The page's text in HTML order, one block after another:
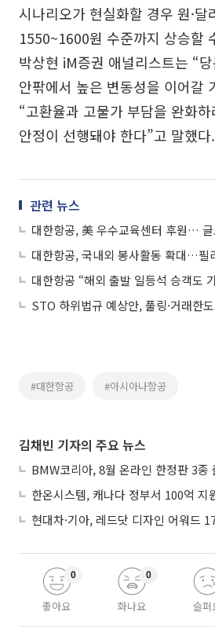
시나리오가 현실화할 경우 원·달
1550~1600원 수준까지 상승할
박상현 iM증권 애널리스트는 “
안팎에서 높은 변동성을 이어갈
“고환율과 고물가 부담을 완화
안정이 선행돼야 한다”고 말했다.
관련 뉴스
#대한항공 #아시아나항공
김채빈 기자의 주요 뉴스
좋아요
0
화나요
0
슬퍼